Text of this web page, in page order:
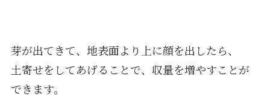
芽が出てきて、地表面より上に顔を出したら、
土寄せをしてあげることで、収量を増やすことが
できます。